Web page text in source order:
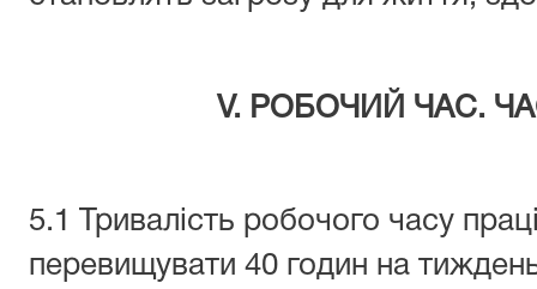
V. РОБОЧИЙ ЧАС.
5.1 Тривалість робочого часу
перевищувати 40 годин на